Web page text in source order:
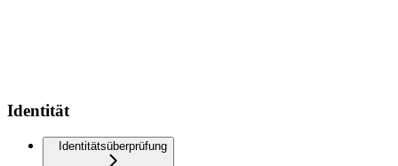
Identität
Identitätsüberprüfung